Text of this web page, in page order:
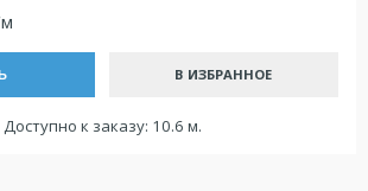
В ИЗБРАННОЕ
Доступно к заказу: 10.6 м.